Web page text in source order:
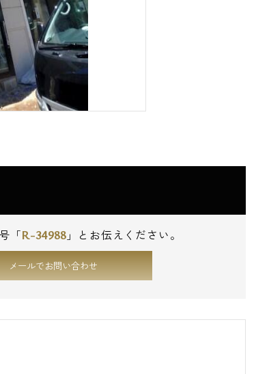
「R-34988 」とお伝えください。
メールでお問い合わせ